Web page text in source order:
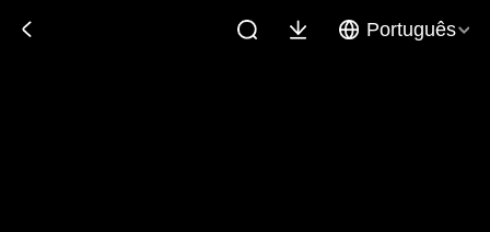
Português